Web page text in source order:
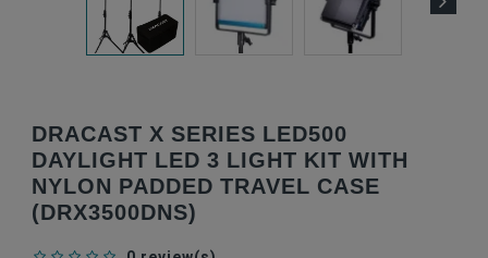
DRACAST X SERIES LED500
DAYLIGHT LED 3 LIGHT KIT WITH
NYLON PADDED TRAVEL CASE
(DRX3500DNS)